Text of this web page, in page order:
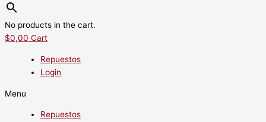
No products in the cart.
$0,00 Cart
Repuestos
Login
Menu
Repuestos